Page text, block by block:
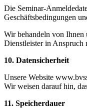
Die Seminar-
Geschäftsbedingungen
Wir behandeln von
Dienstleister in Anspruch
10. Datensicherheit
Unsere Website
Wir weisen darauf hin,
11. Speicherdauer